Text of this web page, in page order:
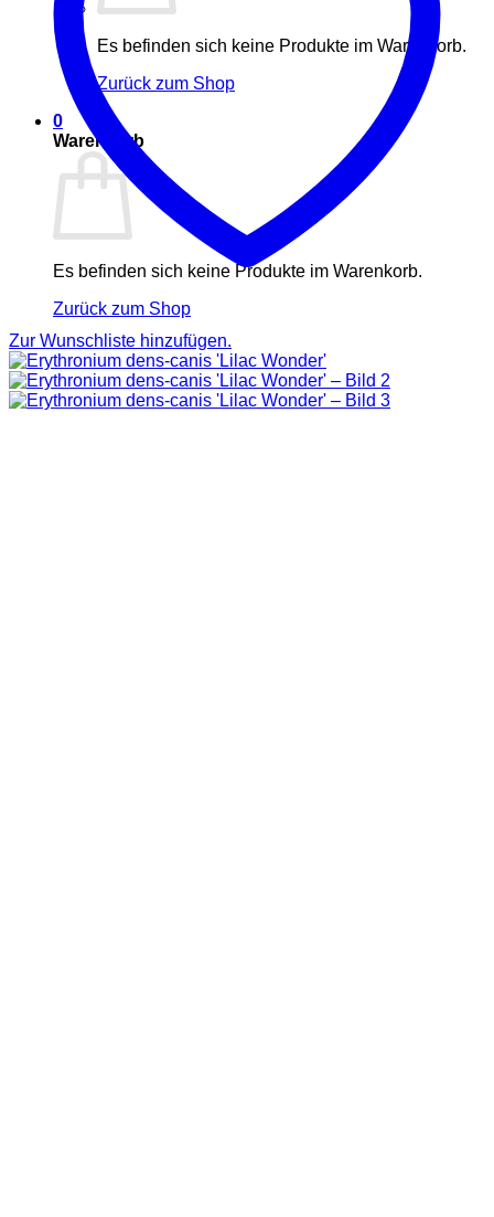
Es befinden sich keine Produkte im Warenkorb.
Zurück zum Shop
0
Warenkorb
Es befinden sich keine Produkte im Warenkorb.
Zurück zum Shop
Zur Wunschliste hinzufügen.